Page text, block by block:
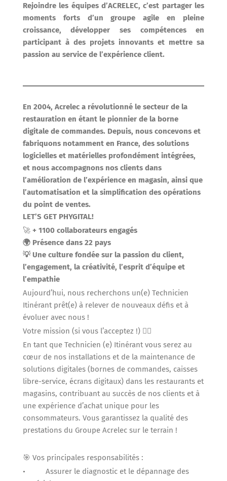
Rejoindre les équipes d’ACRELEC, c’est partager les
moments forts d’un groupe agile en pleine
croissance, développer ses compétences en
participant à des projets innovants et mettre sa
passion au service de l’expérience client.
En 2004, Acrelec a révolutionné le secteur de la
restauration en étant le pionnier de la borne
digitale de commandes. Depuis, nous concevons et
fabriquons notamment en France, des solutions
logicielles et matérielles profondément intégrées,
et nous accompagnons nos clients dans
l’amélioration de l’expérience en magasin, ainsi que
l’automatisation et la simplification des opérations
du point de ventes.
LET’S GET PHYGITAL!
🚀 + 1100 collaborateurs engagés
🌍 Présence dans 22 pays
💡 Une culture fondée sur la passion du client,
l’engagement, la créativité, l’esprit d’équipe et
l’empathie
Aujourd’hui, nous recherchons un(e) Technicien
Itinérant prêt(e) à relever de nouveaux défis et à
évoluer avec nous !
Votre mission (si vous l’acceptez !) 🕵️‍♂️
En tant que Technicien (e) Itinérant vous serez au
cœur de nos installations et de la maintenance de
solutions digitales (bornes de commandes, caisses
libre-service, écrans digitaux) dans les restaurants et
magasins, contribuant au succès de nos clients et à
une expérience d’achat unique pour les
consommateurs. Vous garantissez la qualité des
prestations du Groupe Acrelec sur le terrain !
🎯 Vos principales responsabilités :
• Assurer le diagnostic et le dépannage des